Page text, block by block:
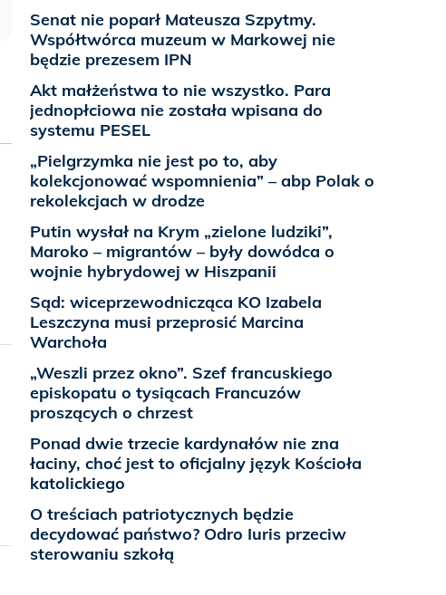
Senat nie poparł Mateusza Szpytmy.
Współtwórca muzeum w Markowej nie
będzie prezesem IPN
Akt małżeństwa to nie wszystko. Para
jednopłciowa nie została wpisana do
systemu PESEL
„Pielgrzymka nie jest po to, aby
kolekcjonować wspomnienia” – abp Polak o
rekolekcjach w drodze
Putin wysłał na Krym „zielone ludziki”,
Maroko – migrantów – były dowódca o
wojnie hybrydowej w Hiszpanii
Sąd: wiceprzewodnicząca KO Izabela
Leszczyna musi przeprosić Marcina
Warchoła
„Weszli przez okno”. Szef francuskiego
episkopatu o tysiącach Francuzów
proszących o chrzest
Ponad dwie trzecie kardynałów nie zna
łaciny, choć jest to oficjalny język Kościoła
katolickiego
O treściach patriotycznych będzie
decydować państwo? Odro Iuris przeciw
sterowaniu szkołą